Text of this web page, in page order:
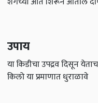
उपाय
या किडीचा उपद्रव दिसून
किलो या प्रमाणात धुराळावे